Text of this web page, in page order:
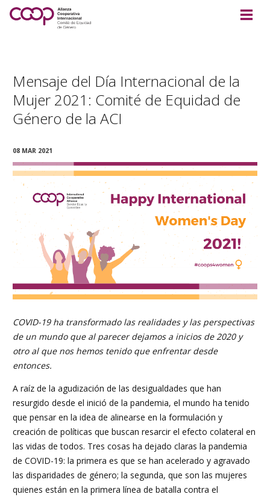
Mensaje del Día Internacional de la
Mujer 2021: Comité de Equidad de
Género de la ACI
08 MAR 2021
COVID-19 ha transformado las realidades y las perspectivas
de un mundo que al parecer dejamos a inicios de 2020 y
otro al que nos hemos tenido que enfrentar desde
entonces.
A raíz de la agudización de las desigualdades que han
resurgido desde el inició de la pandemia, el mundo ha tenido
que pensar en la idea de alinearse en la formulación y
creación de políticas que buscan resarcir el efecto colateral en
las vidas de todos. Tres cosas ha dejado claras la pandemia
de COVID-19: la primera es que se han acelerado y agravado
las disparidades de género; la segunda, que son las mujeres
quienes están en la primera línea de batalla contra el